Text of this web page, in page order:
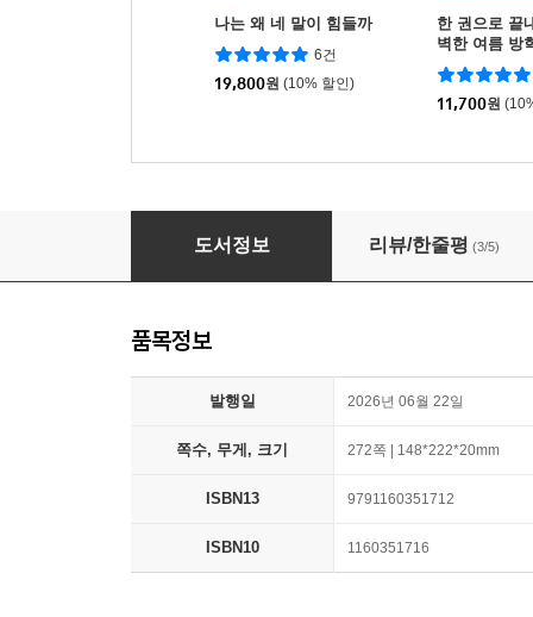
나는 왜 네 말이 힘들까
6건
19,800원 (10% 할인)
한 권으로 끝
벽한 여름 방
11,700원
단단한 역사를 만드는 내 아이의 책들
도서정보 리뷰/한줄평 (3/5)
품목정보
발행일 2026년 06월 22일
쪽수, 무게, 크기 272쪽 | 148*222*20mm
ISBN13 9791160351712
ISBN10 1160351716